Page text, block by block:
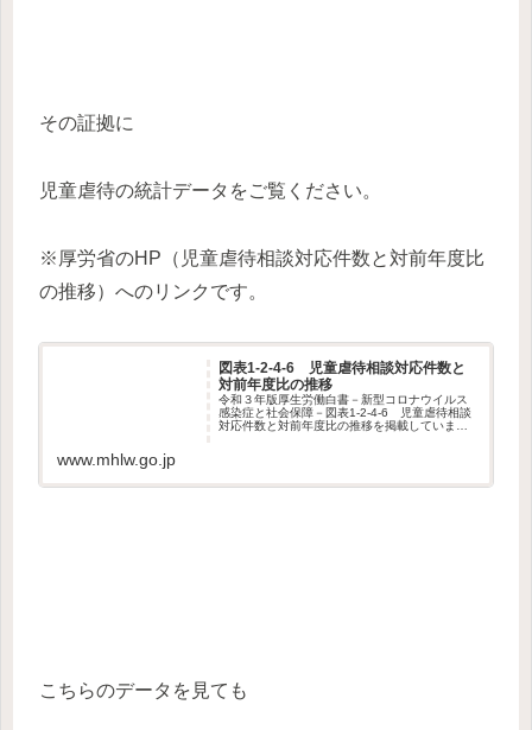
その証拠に
児童虐待の統計データをご覧ください。
※厚労省のHP（児童虐待相談対応件数と対前年度比
の推移）へのリンクです。
図表1-2-4-6 児童虐待相談対応件数と
対前年度比の推移
令和３年版厚生労働白書－新型コロナウイルス
感染症と社会保障－図表1-2-4-6 児童虐待相談
対応件数と対前年度比の推移を掲載していま
www.mhlw.go.jp
こちらのデータを見ても